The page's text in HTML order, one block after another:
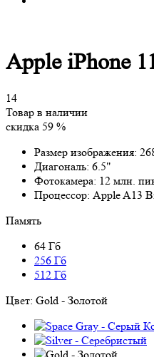
Apple iPhone
14
Товар в наличии
скидка 59 %
Размер изображения:
Диагональ: 6.5"
Фотокамера: 12 млн.
Процессор: Apple A13
Память
64 Гб
256 Гб
512 Гб
Цвет: Gold - Золотой